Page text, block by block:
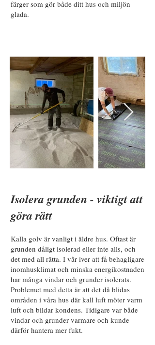
färger som gör både ditt hus och miljön
glada.
Isolera grunden - viktigt att
göra rätt
Kalla golv är vanligt i äldre hus. Oftast är
grunden dåligt isolerad eller inte alls, och
det med all rätta. I vår iver att få behagligare
inomhusklimat och minska energikostnaden
har många vindar och grunder isolerats.
Problemet med detta är att det då blidas
områden i våra hus där kall luft möter varm
luft och bildar kondens. Tidigare var både
vindar och grunder varmare och kunde
därför hantera mer fukt.